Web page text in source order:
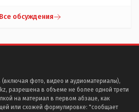
Все обсуждения
(включая фото, видео и аудиоматериалы),
разрешена в объеме не более одной трети
на материал в первом абзаце, как
или схожей формулировке: "сообщает